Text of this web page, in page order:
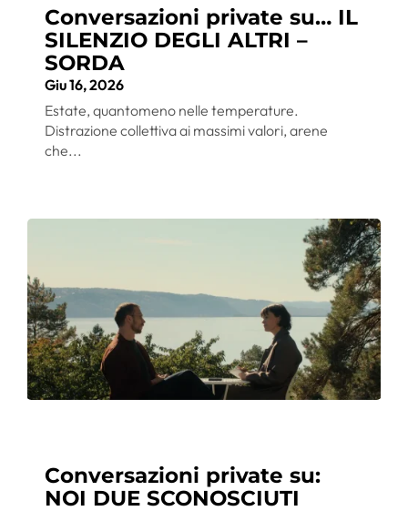
Conversazioni private su… IL
SILENZIO DEGLI ALTRI –
SORDA
Giu 16, 2026
Estate, quantomeno nelle temperature.
Distrazione collettiva ai massimi valori, arene
che...
Conversazioni private su:
NOI DUE SCONOSCIUTI